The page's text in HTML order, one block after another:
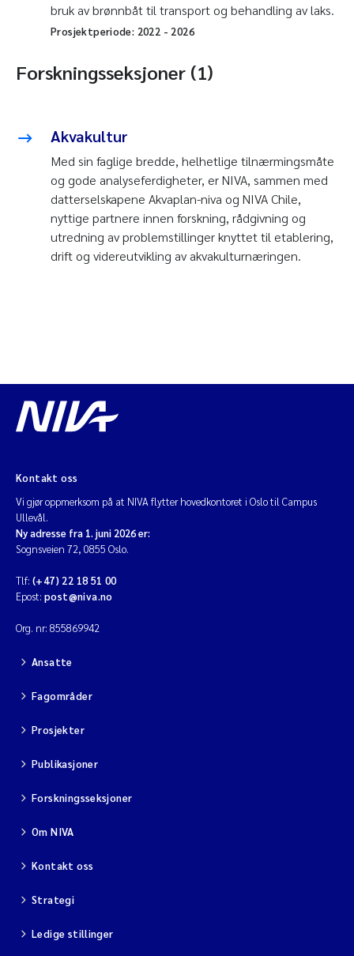
bruk av brønnbåt til transport og behandling av laks.
Prosjektperiode: 2022 - 2026
Forskningsseksjoner (1)
Akvakultur
Med sin faglige bredde, helhetlige tilnærmingsmåte
og gode analyseferdigheter, er NIVA, sammen med
datterselskapene Akvaplan-niva og NIVA Chile,
nyttige partnere innen forskning, rådgivning og
utredning av problemstillinger knyttet til etablering,
drift og videreutvikling av akvakulturnæringen.
Kontakt oss
Vi gjør oppmerksom på at NIVA flytter hovedkontoret i Oslo til Campus
Ullevål.
Ny adresse fra 1. juni 2026 er:
Sognsveien 72, 0855 Oslo.
Tlf: (+47) 22 18 51 00
Epost: post@niva.no
Org. nr: 855869942
Ansatte
Fagområder
Prosjekter
Publikasjoner
Forskningsseksjoner
Om NIVA
Kontakt oss
Strategi
Ledige stillinger